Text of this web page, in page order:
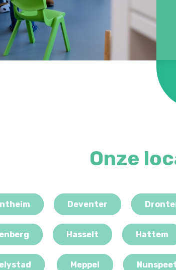
Onze
Deventer
Hasselt Hattem
Meppel